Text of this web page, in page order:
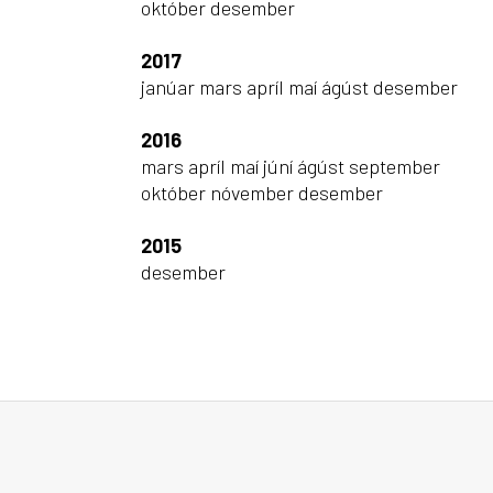
október desember
2017
janúar mars apríl maí ágúst desember
2016
mars apríl maí júní ágúst september
október nóvember desember
2015
desember